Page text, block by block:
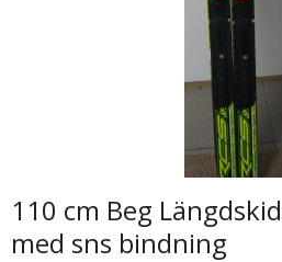
110 cm Beg
med sns bindning